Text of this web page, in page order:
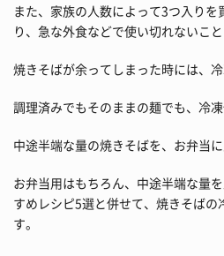
また、家族の人数によって3つ入り
り、急な外食などで使い切れないこと
焼きそばが余ってしまった時には、
調理済みでもそのままの麺でも、冷凍
中途半端な量の焼きそばを、お弁当
お弁当用はもちろん、中途半端な量
すめレシピ5選と併せて、焼きそばの
す。